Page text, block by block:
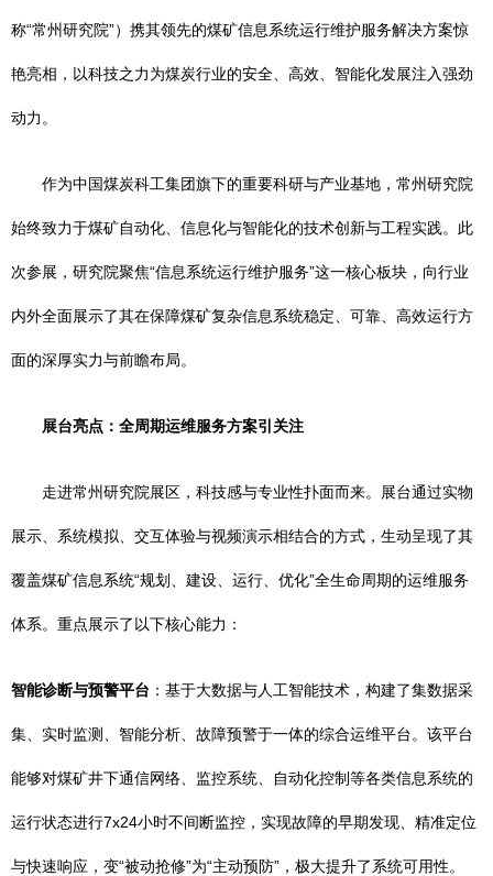
称“常州研究院”）携其领先的煤矿信息系统运行维护服务解决方案惊
艳亮相，以科技之力为煤炭行业的安全、高效、智能化发展注入强劲
动力。
作为中国煤炭科工集团旗下的重要科研与产业基地，常州研究院
始终致力于煤矿自动化、信息化与智能化的技术创新与工程实践。此
次参展，研究院聚焦“信息系统运行维护服务”这一核心板块，向行业
内外全面展示了其在保障煤矿复杂信息系统稳定、可靠、高效运行方
面的深厚实力与前瞻布局。
展台亮点：全周期运维服务方案引关注
走进常州研究院展区，科技感与专业性扑面而来。展台通过实物
展示、系统模拟、交互体验与视频演示相结合的方式，生动呈现了其
覆盖煤矿信息系统“规划、建设、运行、优化”全生命周期的运维服务
体系。重点展示了以下核心能力：
智能诊断与预警平台 ：基于大数据与人工智能技术，构建了集数据采
集、实时监测、智能分析、故障预警于一体的综合运维平台。该平台
能够对煤矿井下通信网络、监控系统、自动化控制等各类信息系统的
运行状态进行7x24小时不间断监控，实现故障的早期发现、精准定位
与快速响应，变“被动抢修”为“主动预防”，极大提升了系统可用性。